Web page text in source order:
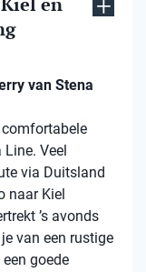
van Stena
Veel
via Duitsland
naar Kiel
’s avonds
van een rustige
goede